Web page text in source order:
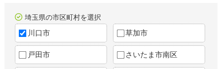
埼玉県の市区町村を選択
川口市 草加市
戸田市 さいたま市南区